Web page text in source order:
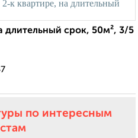
длительный срок, 50м², 3/5
по интересным